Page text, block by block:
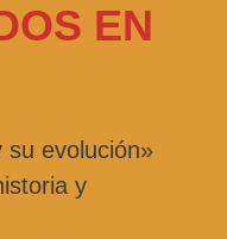
EN
su evolución»
y